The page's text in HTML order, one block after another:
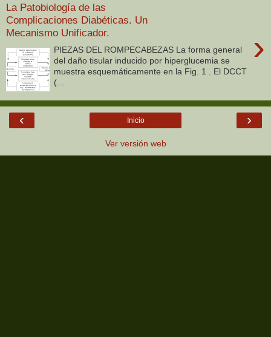
La Patobiología de las
Complicaciones Diabéticas. Un
Mecanismo Unificador.
›
PIEZAS DEL ROMPECABEZAS La forma general
del daño tisular inducido por hiperglucemia se
muestra esquemáticamente en la Fig. 1 . El DCCT
(...
‹ ›
Inicio
Ver versión web